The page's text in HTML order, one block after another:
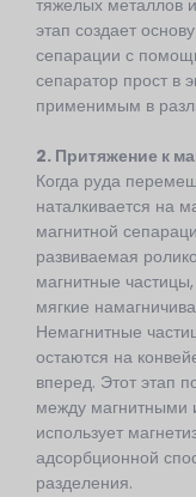
тяжелых металлов
этап создает
сепарации с
сепаратор прост в
применимым в
2. Притяжение к
Когда руда
наталкивается на
магнитной
развиваемая
магнитные
мягкие
Немагнитные
остаются на
вперед. Этот этап
между магнитными
использует
адсорбционной
разделения.